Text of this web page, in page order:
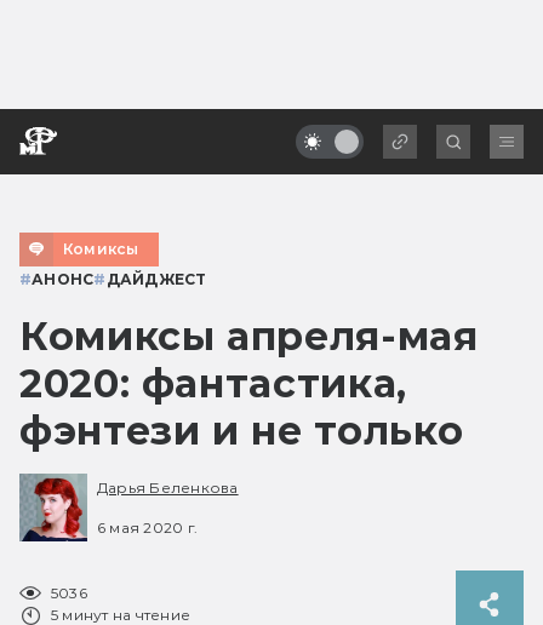
Комиксы
#АНОНС# ДАЙДЖЕСТ
Комиксы апреля-мая
2020: фантастика,
фэнтези и не только
Дарья Беленкова
6 мая 2020 г.
5036
5 минут на чтение